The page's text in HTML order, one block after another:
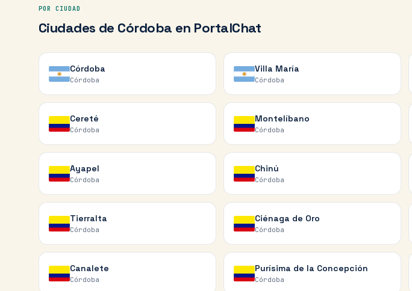
POR CIUDAD
Ciudades de Córdoba en PortalChat
Córdoba
Córdoba
Villa María
Córdoba
Cereté
Córdoba
Montelíbano
Córdoba
Ayapel
Córdoba
Chinú
Córdoba
Tierralta
Córdoba
Ciénaga de Oro
Córdoba
Canalete
Córdoba
Purísima de la Concepción
Córdoba